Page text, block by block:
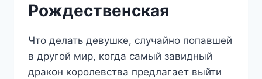
Рождественская
Что делать девушке, случайно попавшей
в другой мир, когда самый завидный
дракон королевства предлагает выйти